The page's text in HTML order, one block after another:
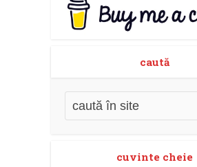
caută
cuvinte cheie